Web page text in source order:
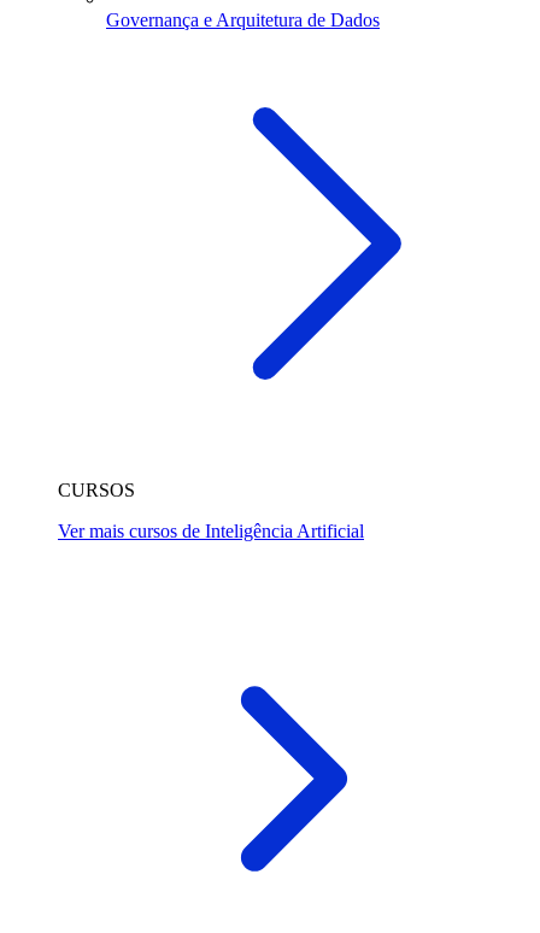
Governança e Arquitetura de Dados
CURSOS
Ver mais cursos de Inteligência Artificial